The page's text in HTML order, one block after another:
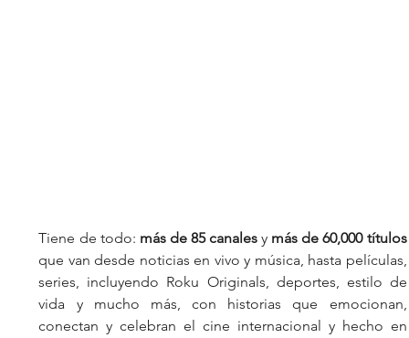
Tiene de todo: más de 85 canales y más de 60,000 títulos
que van desde noticias en vivo y música, hasta películas,
series, incluyendo Roku Originals, deportes, estilo de
vida y mucho más, con historias que emocionan,
conectan y celebran el cine internacional y hecho en